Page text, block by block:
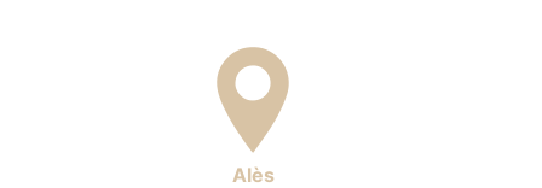
Alès